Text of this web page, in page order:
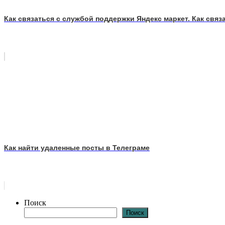
Как связаться с службой поддержки Яндекс маркет. Как
Как найти удаленные посты в Телеграме
Поиск
Поиск